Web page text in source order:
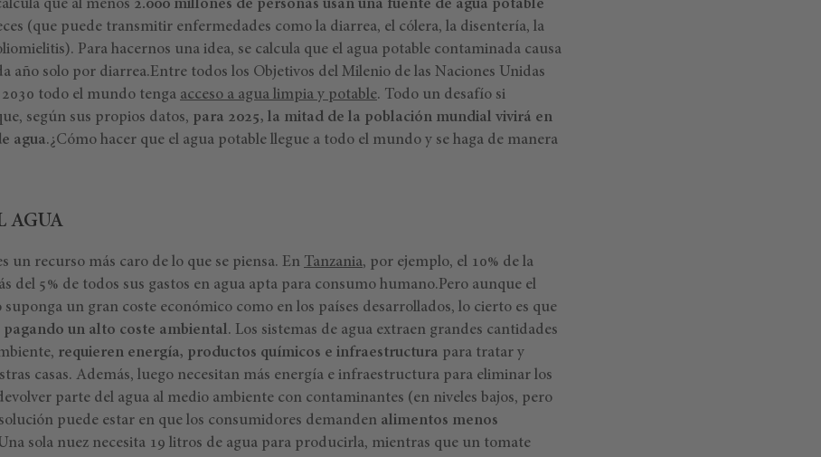
que al menos 2.000 millones de personas usan una fuente de agua potable
(que puede transmitir enfermedades como la diarrea, el cólera, la disentería, la
Para hacernos una idea, se calcula que el agua potable contaminada causa
año solo por diarrea.Entre todos los Objetivos del Milenio de las Naciones Unidas
todo el mundo tenga acceso a agua limpia y potable. Todo un desafío si
según sus propios datos, para 2025, la mitad de la población mundial vivirá en
agua.¿Cómo hacer que el agua potable llegue a todo el mundo y se haga de manera
AGUA
un recurso más caro de lo que se piensa. En Tanzania, por ejemplo, el 10% de la
del 5% de todos sus gastos en agua apta para consumo humano.Pero aunque el
suponga un gran coste económico como en los países desarrollados, lo cierto es que
pagando un alto coste ambiental. Los sistemas de agua extraen grandes cantidades
requieren energía, productos químicos e infraestructura para tratar y
casas. Además, luego necesitan más energía e infraestructura para eliminar los
parte del agua al medio ambiente con contaminantes (en niveles bajos, pero
puede estar en que los consumidores demanden alimentos menos
sola nuez necesita 19 litros de agua para producirla, mientras que un tomate